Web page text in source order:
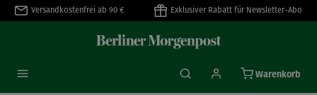
springen
Versandkostenfrei ab 90 € Exklusiver Rabatt für Newsletter-Abo
Warenkorb